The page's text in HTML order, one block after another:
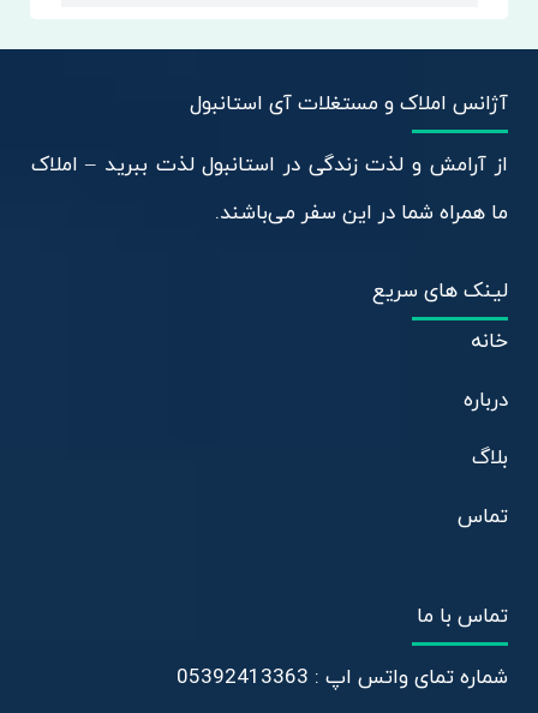
آژانس املاک و مستغلات آی استانبول
از آرامش و لذت زندگی در استانبول لذت ببرید – املاک
ما همراه شما در این سفر می‌باشند.
لینک های سریع
خانه
درباره
بلاگ
تماس
تماس با ما
شماره تمای واتس اپ : 05392413363